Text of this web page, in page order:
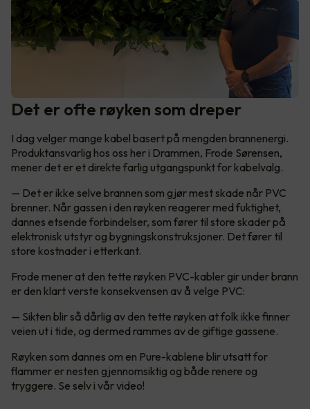
Det er ofte røyken som dreper
I dag velger mange kabel basert på mengden brannenergi.
Produktansvarlig hos oss her i Drammen, Frode Sørensen,
mener det er et direkte farlig utgangspunkt for kabelvalg.
— Det er ikke selve brannen som gjør mest skade når PVC
brenner. Når gassen i den røyken reagerer med fuktighet,
dannes etsende forbindelser, som fører til store skader på
elektronisk utstyr og bygningskonstruksjoner. Det fører til
store kostnader i etterkant.
Frode mener at den tette røyken PVC-kabler gir under brann
er den klart verste konsekvensen av å velge PVC:
— Sikten blir så dårlig av den tette røyken at folk ikke finner
veien ut i tide, og dermed rammes av de giftige gassene.
Røyken som dannes om en Pure-kablene blir utsatt for
flammer er nesten gjennomsiktig og både renere og
tryggere. Se selv i vår video!